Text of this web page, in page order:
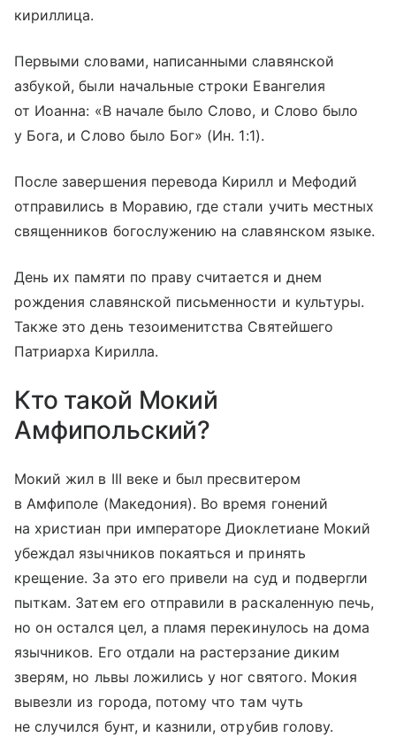
кириллица.
Первыми словами, написанными славянской
азбукой, были начальные строки Евангелия
от Иоанна: «В начале было Слово, и Слово было
у Бога, и Слово было Бог» (Ин. 1:1).
После завершения перевода Кирилл и Мефодий
отправились в Моравию, где стали учить местных
священников богослужению на славянском языке.
День их памяти по праву считается и днем
рождения славянской письменности и культуры.
Также это день тезоименитства Святейшего
Патриарха Кирилла.
Кто такой Мокий
Амфипольский?
Мокий жил в III веке и был пресвитером
в Амфиполе (Македония). Во время гонений
на христиан при императоре Диоклетиане Мокий
убеждал язычников покаяться и принять
крещение. За это его привели на суд и подвергли
пыткам. Затем его отправили в раскаленную печь,
но он остался цел, а пламя перекинулось на дома
язычников. Его отдали на растерзание диким
зверям, но львы ложились у ног святого. Мокия
вывезли из города, потому что там чуть
не случился бунт, и казнили, отрубив голову.